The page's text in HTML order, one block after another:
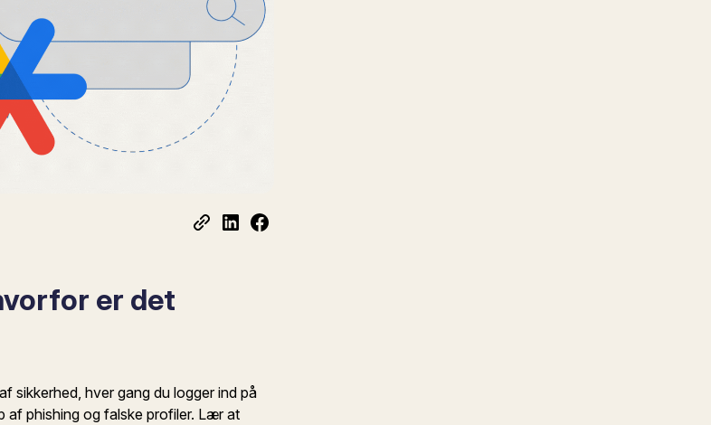
er det
sikkerhed, hver gang du logger ind på
af phishing og falske profiler. Lær at